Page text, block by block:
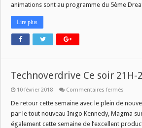
animations sont au programme du 5ème
Lire plus
Technoverdrive Ce soir 21H-
10 février 2018 Commentaires fermés
Ce
21H-
23H
De retour cette semaine avec le plein de
par le tout nouveau Inigo Kennedy, Magma
également cette semaine de l’excellent